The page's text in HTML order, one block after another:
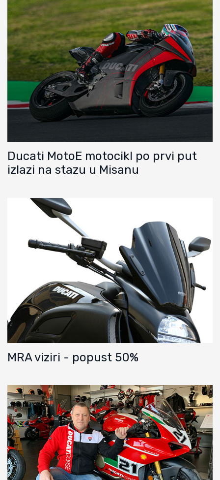
Ducati MotoE motocikl po prvi put
izlazi na stazu u Misanu
MRA viziri - popust 50%